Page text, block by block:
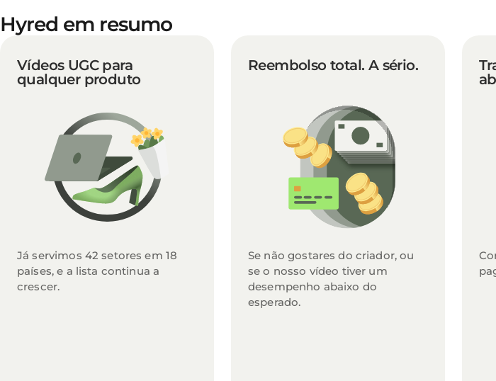
Hyred em resumo
Vídeos UGC para
qualquer produto
Já servimos 42 setores em 18
países, e a lista continua a
crescer.
Reembolso total. A sério.
Se não gostares do criador, ou
se o nosso vídeo tiver um
desempenho abaixo do
esperado.